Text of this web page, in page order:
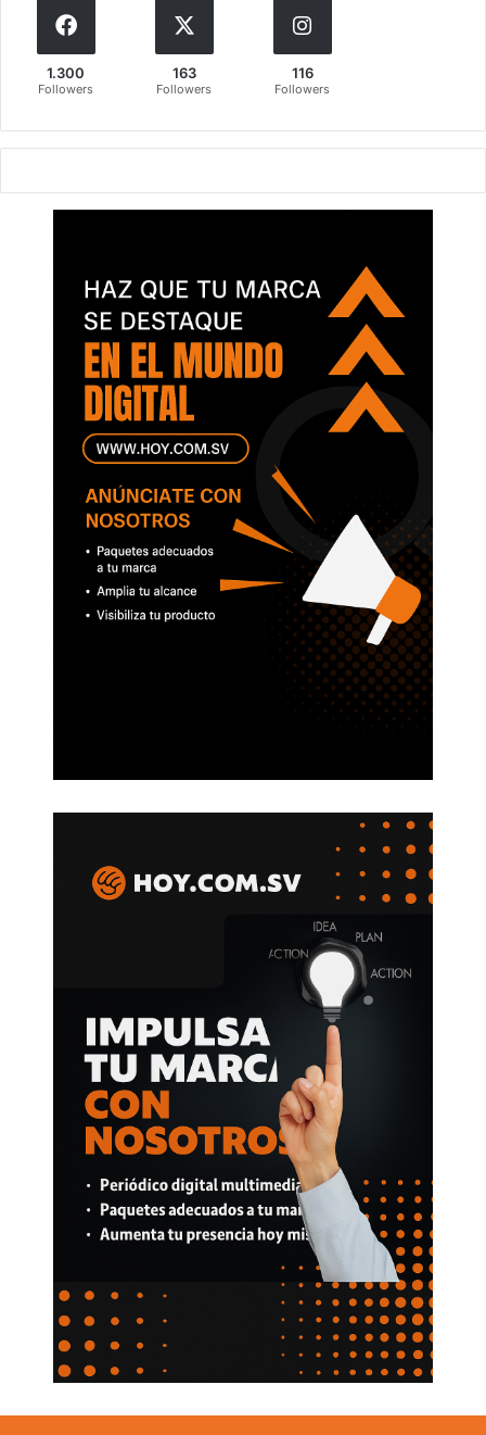
1.300
Followers
163
Followers
116
Followers